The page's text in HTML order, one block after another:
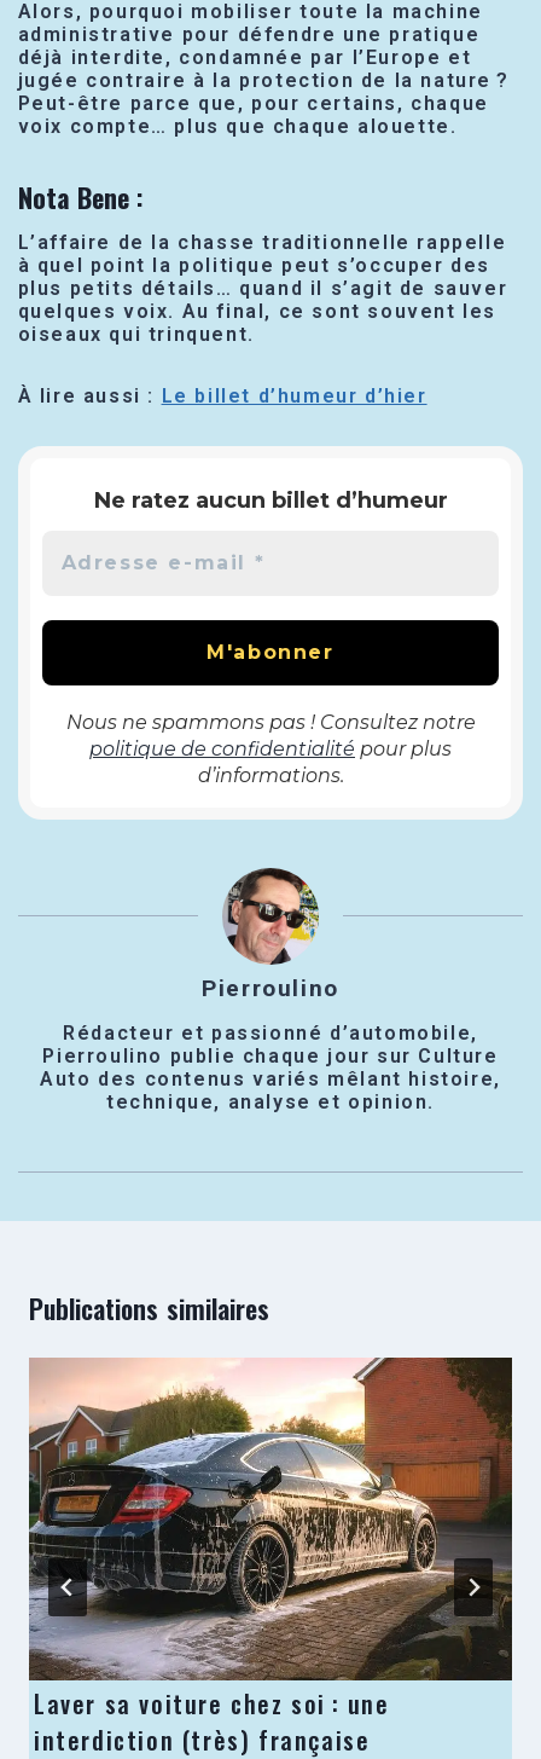
Alors, pourquoi mobiliser toute la machine
administrative pour défendre une pratique
déjà interdite, condamnée par l’Europe et
jugée contraire à la protection de la nature ?
Peut-être parce que, pour certains, chaque
voix compte… plus que chaque alouette.
Nota Bene :
L’affaire de la chasse traditionnelle rappelle
à quel point la politique peut s’occuper des
plus petits détails… quand il s’agit de sauver
quelques voix. Au final, ce sont souvent les
oiseaux qui trinquent.
À lire aussi : Le billet d’humeur d’hier
Ne ratez aucun billet d’humeur
Nous ne spammons pas ! Consultez notre
politique de confidentialité pour plus
d’informations.
Pierroulino
Rédacteur et passionné d’automobile,
Pierroulino publie chaque jour sur Culture
Auto des contenus variés mêlant histoire,
technique, analyse et opinion.
Publications similaires
Laver sa voiture chez soi : une
interdiction (très) française